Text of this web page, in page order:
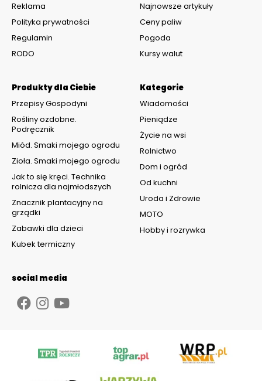
Reklama
Polityka prywatności
Regulamin
RODO
Kategorie
Wiadomości
Pieniądze
Życie na wsi
Rolnictwo
Dom i ogród
Od kuchni
Uroda i Zdrowie
MOTO
Hobby i rozrywka
Produkty dla Ciebie
Przepisy Gospodyni
Rośliny ozdobne.
Podręcznik
Miód. Smaki mojego ogrodu
Zioła. Smaki mojego ogrodu
Jak to się kręci. Technika
rolnicza dla najmłodszych
Znacznik plantacyjny na
grządki
Zabawki dla dzieci
Kubek termiczny
Najnowsze artykuły
Ceny paliw
Pogoda
Kursy walut
social media